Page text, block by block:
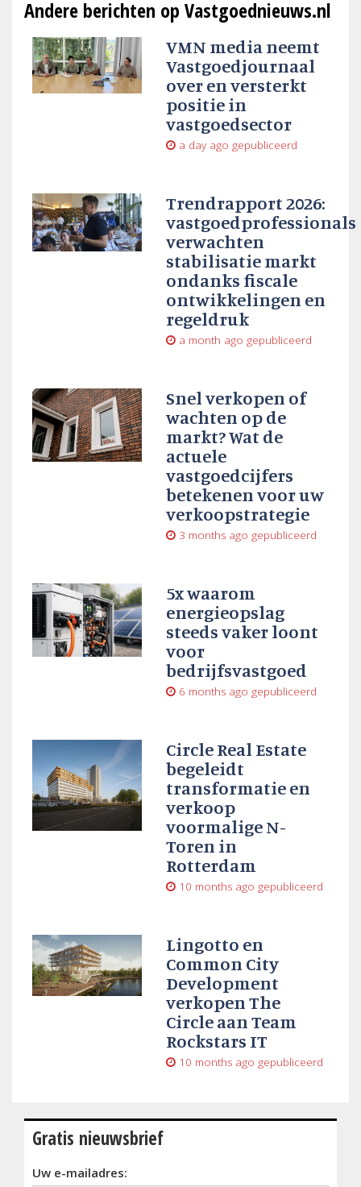
Andere berichten op Vastgoednieuws.nl
VMN media neemt
Vastgoedjournaal
over en versterkt
positie in
vastgoedsector
a day ago gepubliceerd
Trendrapport 2026:
vastgoedprofessionals
verwachten
stabilisatie markt
ondanks fiscale
ontwikkelingen en
regeldruk
a month ago gepubliceerd
Snel verkopen of
wachten op de
markt? Wat de
actuele
vastgoedcijfers
betekenen voor uw
verkoopstrategie
3 months ago gepubliceerd
5x waarom
energieopslag
steeds vaker loont
voor
bedrijfsvastgoed
6 months ago gepubliceerd
Circle Real Estate
begeleidt
transformatie en
verkoop
voormalige N-
Toren in
Rotterdam
10 months ago gepubliceerd
Lingotto en
Common City
Development
verkopen The
Circle aan Team
Rockstars IT
10 months ago gepubliceerd
Gratis nieuwsbrief
Uw e-mailadres: